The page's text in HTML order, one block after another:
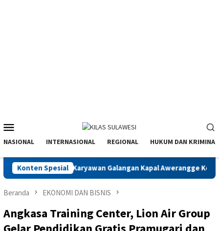
Mobile
NASIONAL INTERNASIONAL REGIONAL HUKUM DAN KRIMINAL
Konten Spesial
Lain? 38 Karyawan Galangan Kapal Awerangge
Beranda EKONOMI DAN BISNIS
Angkasa Training Center, Lion Air Group